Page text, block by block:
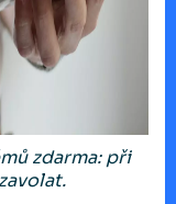
zdarma: při